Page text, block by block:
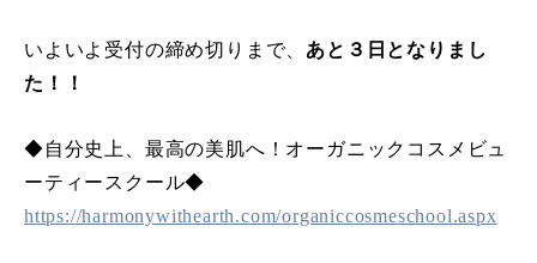
いよいよ受付の締め切りまで、 あと３日となりまし
た！！
◆自分史上、最高の美肌へ！オーガニックコスメビュ
ーティースクール◆
https://harmonywithearth.com/organiccosmeschool.aspx